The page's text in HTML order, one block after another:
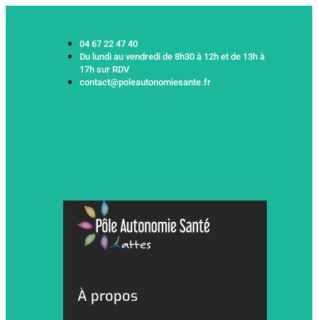
04 67 22 47 40
Du lundi au vendredi de 8h30 à 12h et de 13h à
17h sur RDV
contact@poleautonomiesante.fr
À propos